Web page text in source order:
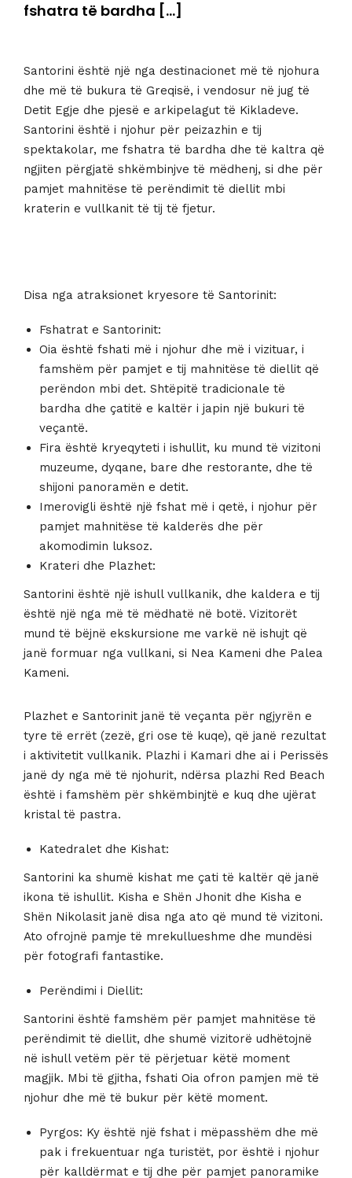
fshatra të bardha […]
Santorini është një nga destinacionet më të njohura
dhe më të bukura të Greqisë, i vendosur në jug të
Detit Egje dhe pjesë e arkipelagut të Kikladeve.
Santorini është i njohur për peizazhin e tij
spektakolar, me fshatra të bardha dhe të kaltra që
ngjiten përgjatë shkëmbinjve të mëdhenj, si dhe për
pamjet mahnitëse të perëndimit të diellit mbi
kraterin e vullkanit të tij të fjetur.
Disa nga atraksionet kryesore të Santorinit:
Fshatrat e Santorinit:
Oia është fshati më i njohur dhe më i vizituar, i
famshëm për pamjet e tij mahnitëse të diellit që
perëndon mbi det. Shtëpitë tradicionale të
bardha dhe çatitë e kaltër i japin një bukuri të
veçantë.
Fira është kryeqyteti i ishullit, ku mund të vizitoni
muzeume, dyqane, bare dhe restorante, dhe të
shijoni panoramën e detit.
Imerovigli është një fshat më i qetë, i njohur për
pamjet mahnitëse të kalderës dhe për
akomodimin luksoz.
Krateri dhe Plazhet:
Santorini është një ishull vullkanik, dhe kaldera e tij
është një nga më të mëdhatë në botë. Vizitorët
mund të bëjnë ekskursione me varkë në ishujt që
janë formuar nga vullkani, si Nea Kameni dhe Palea
Kameni.
Plazhet e Santorinit janë të veçanta për ngjyrën e
tyre të errët (zezë, gri ose të kuqe), që janë rezultat
i aktivitetit vullkanik. Plazhi i Kamari dhe ai i Perissës
janë dy nga më të njohurit, ndërsa plazhi Red Beach
është i famshëm për shkëmbinjtë e kuq dhe ujërat
kristal të pastra.
Katedralet dhe Kishat:
Santorini ka shumë kishat me çati të kaltër që janë
ikona të ishullit. Kisha e Shën Jhonit dhe Kisha e
Shën Nikolasit janë disa nga ato që mund të vizitoni.
Ato ofrojnë pamje të mrekullueshme dhe mundësi
për fotografi fantastike.
Perëndimi i Diellit:
Santorini është famshëm për pamjet mahnitëse të
perëndimit të diellit, dhe shumë vizitorë udhëtojnë
në ishull vetëm për të përjetuar këtë moment
magjik. Mbi të gjitha, fshati Oia ofron pamjen më të
njohur dhe më të bukur për këtë moment.
Pyrgos: Ky është një fshat i mëpasshëm dhe më
pak i frekuentuar nga turistët, por është i njohur
për kalldërmat e tij dhe për pamjet panoramike